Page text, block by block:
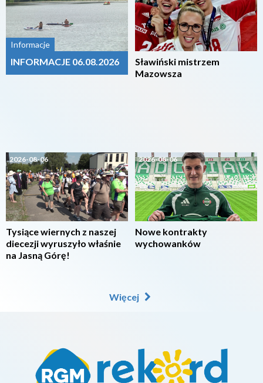
Informacje
INFORMACJE 06.08.2026
2026-08-06
Tysiące wiernych z naszej
diecezji wyruszyło właśnie
na Jasną Górę!
Sławiński mistrzem
Mazowsza
2026-08-06
Nowe kontrakty
wychowanków
Więcej